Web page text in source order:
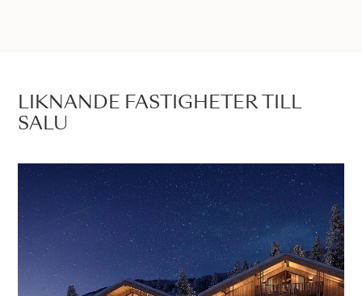
LIKNANDE FASTIGHETER TILL
SALU